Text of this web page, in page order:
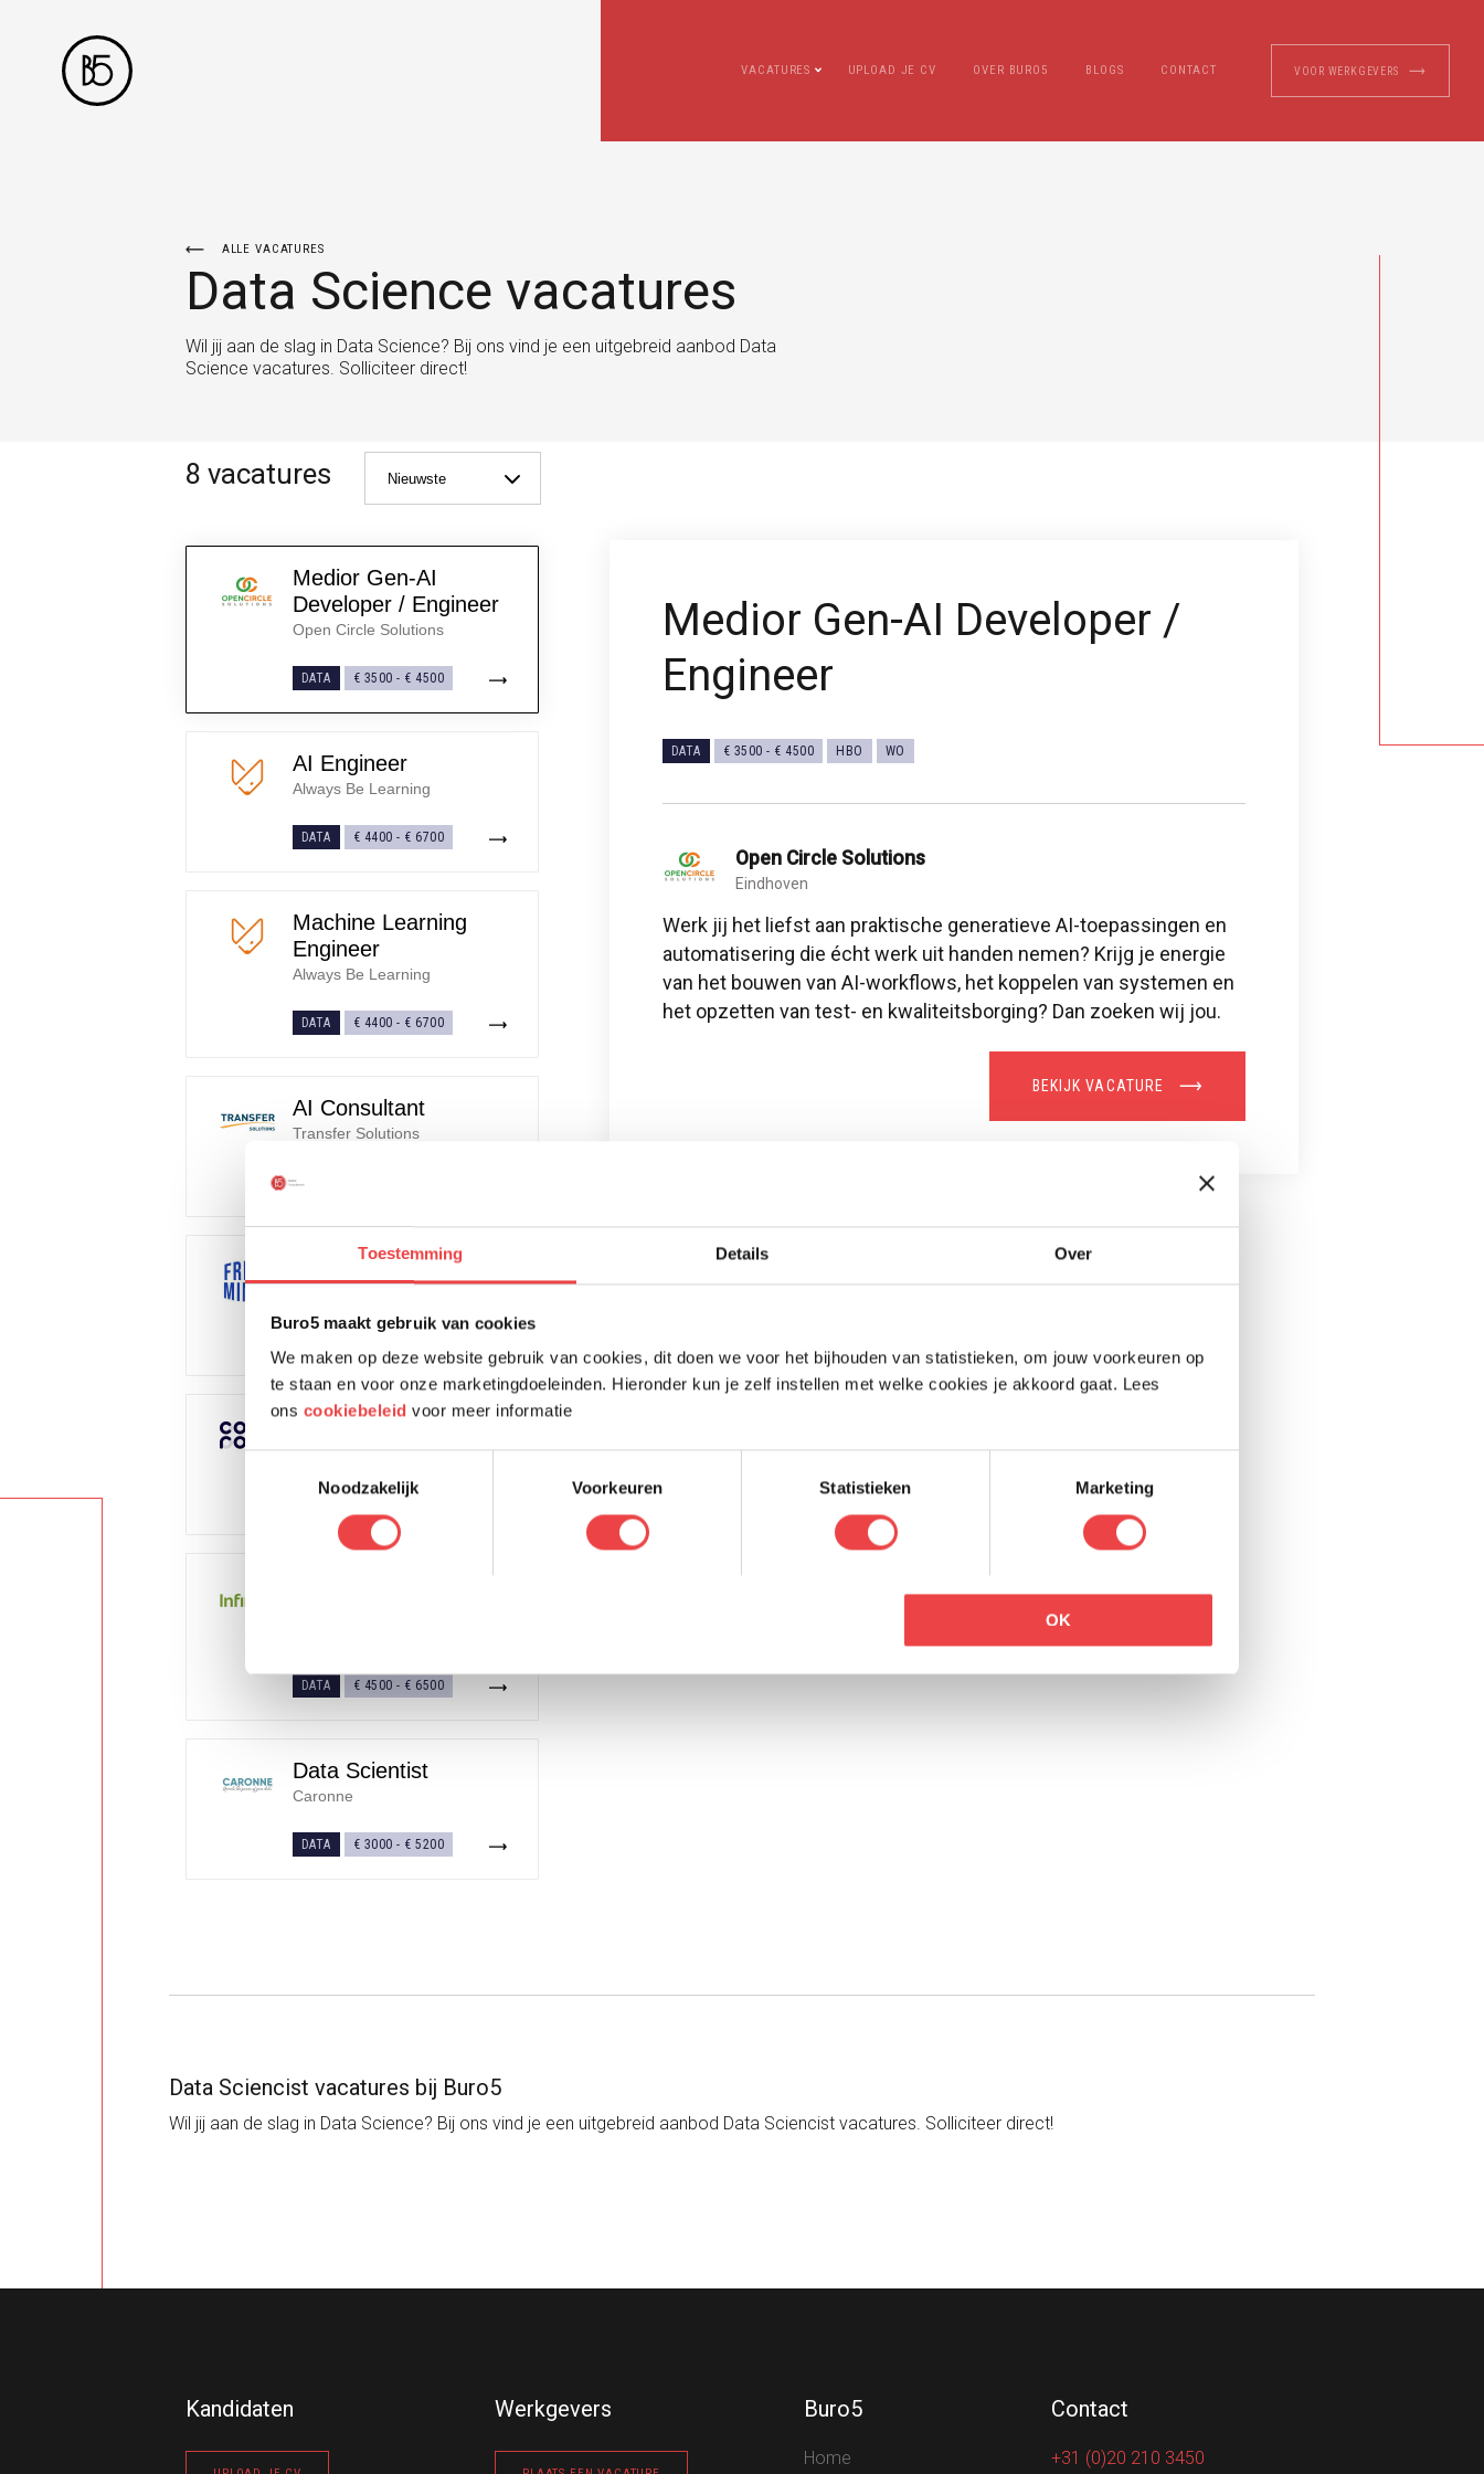
Toestemming Details Over
Buro5 maakt gebruik van cookies
We maken op deze website gebruik van cookies, dit doen we voor het bijhouden van statistieken, om jouw voorkeuren op
te staan en voor onze marketingdoeleinden. Hieronder kun je zelf instellen met welke cookies je akkoord gaat. Lees
ons cookiebeleid voor meer informatie
Noodzakelijk
Voorkeuren Statistieken Marketing
OK
VACATURES UPLOAD JE CV OVER BURO5 BLOGS CONTACT VOOR WERKGEVERS
ALLE VACATURES
Data Science vacatures
Wil jij aan de slag in Data Science? Bij ons vind je een uitgebreid aanbod Data
Science vacatures. Solliciteer direct!
8 vacatures
Medior Gen-AI
Developer / Engineer
Open Circle Solutions
DATA € 3500 - € 4500
AI Engineer
Always Be Learning
DATA € 4400 - € 6700
Machine Learning
Engineer
Always Be Learning
DATA € 4400 - € 6700
AI Consultant
Transfer Solutions
DATA
AI Engineer
Cocoroco
-€ 7000
DATA € 4500 - € 6500
Data Scientist
Caronne
DATA € 3000 - € 5200
Medior Gen-AI Developer /
Engineer
DATA € 3500 - € 4500 HBO WO
Open Circle Solutions
Eindhoven
Werk jij het liefst aan praktische generatieve AI-toepassingen en
automatisering die écht werk uit handen nemen? Krijg je energie
van het bouwen van AI-workflows, het koppelen van systemen en
het opzetten van test- en kwaliteitsborging? Dan zoeken wij jou.
BEKIJK VACATURE
Data Sciencist vacatures bij Buro5
Wil jij aan de slag in Data Science? Bij ons vind je een uitgebreid aanbod Data Sciencist vacatures. Solliciteer direct!
Kandidaten Werkgevers Buro5
Home
Contact
+31 (0)20 210 3450